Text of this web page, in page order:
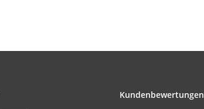
Kundenbewertungen